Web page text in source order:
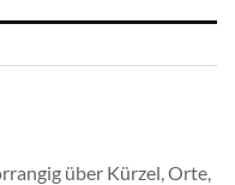
über Kürzel, Orte,